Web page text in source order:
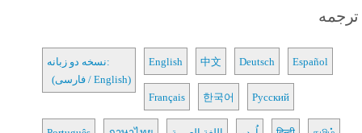
ترجمه
نسخه دو زبانه:
(فارسی / English)
English 中文 Deutsch Español
Français 한국어 Русский